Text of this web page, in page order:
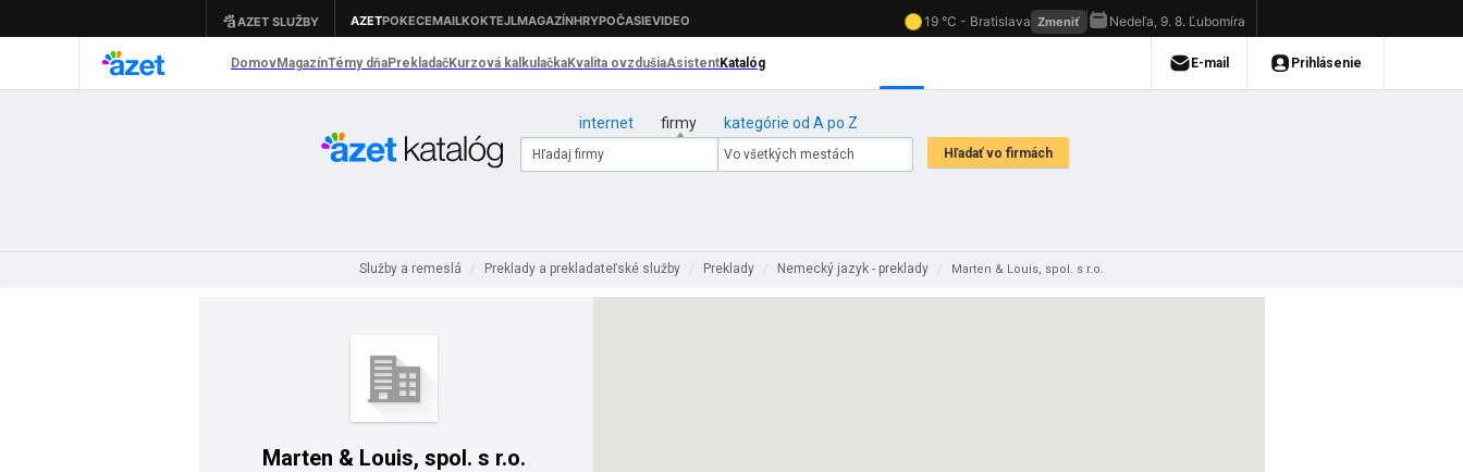
internet firmy kategórie od A po Z
Služby a remeslá / Preklady a prekladateľské služby / Preklady / Nemecký jazyk - preklady / Marten & Louis, spol. s r.o.
Marten & Louis, spol. s r.o.